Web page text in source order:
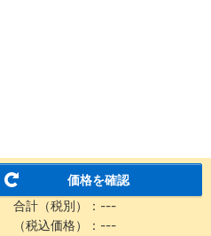
価格を確認
合計（税別）： ---
（税込価格）： ---